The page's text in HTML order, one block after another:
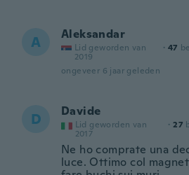
A Aleksandar
Lid geworden van
2019
· 47
ongeveer 6 jaar geleden
D Davide
Lid geworden van
2017
· 27
Ne ho comprate una
luce. Ottimo col